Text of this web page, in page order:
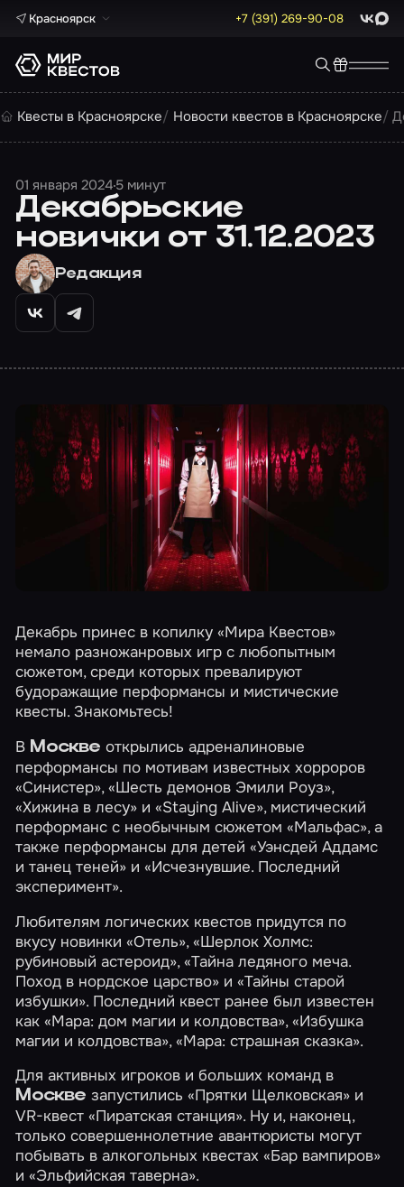
Красноярск +7 (391) 269-90-08 Max
Квесты в Красноярске Новости квестов в Красноярске
01 января 20245 минут
Декабрьские
новички от 31.12.2023
Редакция
Декабрь принес в копилку «Мира Квестов»
немало разножанровых игр с любопытным
сюжетом, среди которых превалируют
будоражащие перформансы и мистические
квесты. Знакомьтесь!
В Москве открылись адреналиновые
перформансы по мотивам известных хорроров
«Синистер»,«Шесть демонов Эмили Роуз»,
«Хижина в лесу» и«Staying Alive», мистический
перформанс с необычным сюжетом«Мальфас», а
также перформансы для детей«Уэнсдей Аддамс
и танец теней» и«Исчезнувшие. Последний
эксперимент».
Любителям логических квестов придутся по
вкусу новинки«Отель»,«Шерлок Холмс:
рубиновый астероид»,«Тайна ледяного меча.
Поход в нордское царство» и«Тайны старой
избушки». Последний квест ранее был известен
как «Мара: дом магии и колдовства», «Избушка
магии и колдовства», «Мара: страшная сказка».
Для активных игроков и больших команд в
Москве запустились «Прятки Щелковская»и
VR-квест«Пиратская станция». Ну и, наконец,
только совершеннолетние авантюристы могут
побывать в алкогольных квестах«Бар вампиров»
и«Эльфийская таверна».